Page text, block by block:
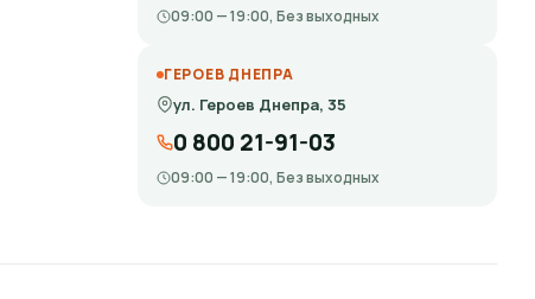
09:00 — 19:00, Без выходных
ГЕРОЕВ ДНЕПРА
ул. Героев Днепра, 35
0 800 21-91-03
09:00 — 19:00, Без выходных